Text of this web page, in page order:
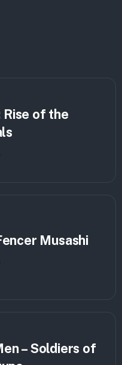
Rise of the
Musashi
– Soldiers of